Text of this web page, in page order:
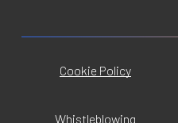
Cookie Policy
Whistleblowing